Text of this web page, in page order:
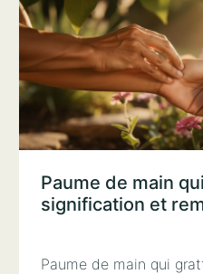
Paume de main
signification et
Paume de main qui